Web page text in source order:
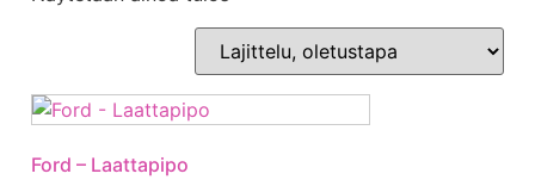
Ford – Laattapipo